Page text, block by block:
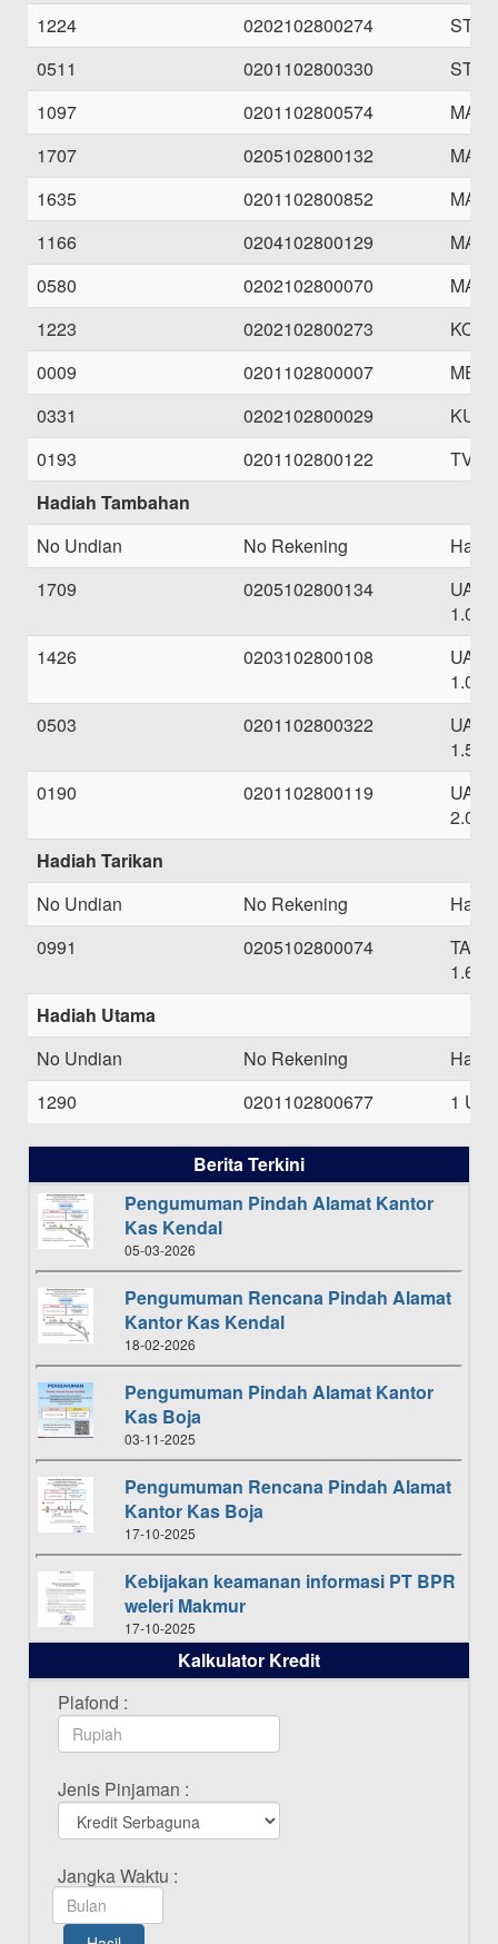
1224
0202102800274
0511
0201102800330
1097
0201102800574
1707
0205102800132
1635
0201102800852
1166
0204102800129
0580
0202102800070
1223
0202102800273
0009
0201102800007
0331
0202102800029
0193
0201102800122
TV
Hadiah Tambahan
No Undian
No Rekening
1709
0205102800134
1426
0203102800108
0503
0201102800322
0190
0201102800119
Hadiah Tarikan
No Undian
No Rekening
0991
0205102800074
Hadiah Utama
No Undian
No Rekening
1290
0201102800677 1
Berita Terkini
Pengumuman Pindah Alamat Kantor
Kas Kendal
05-03-2026
Pengumuman Rencana Pindah Alamat
Kantor Kas Kendal
18-02-2026
Pengumuman Pindah Alamat Kantor
Kas Boja
03-11-2025
Pengumuman Rencana Pindah Alamat
Kantor Kas Boja
17-10-2025
Kebijakan keamanan informasi PT BPR
weleri Makmur
17-10-2025
Daftar Pemenang Undian TAMASHA
Bulan Oktober 2025
16-10-2025
Bulan September 2025
20-09-2025
Daftar Pemenang Undian TAMASHA
Bulan Agustus 2025
Kalkulator Kredit
Plafond :
Jenis Pinjaman :
Jangka Waktu :